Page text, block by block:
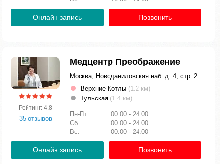
Онлайн запись Позвонить
Рейтинг: 4.8
35 отзывов
Медцентр Преображение
Москва, Новоданиловская наб. д. 4, стр. 2
Верхние Котлы (1.2 км)
Тульская (1.4 км)
Пн-Пт:
00:00 - 24:00
Сб:
00:00 - 24:00
Вс:
00:00 - 24:00
Онлайн запись Позвонить